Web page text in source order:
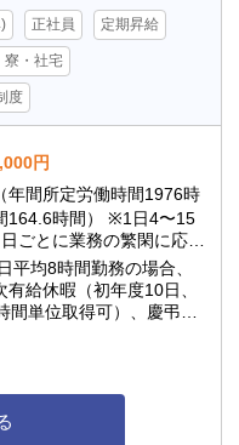
正社員 定期昇給
寮・社宅
度
円
年間所定労働時間1976時
164.6時間） ※1日4〜15
ごとに業務の繁閑に応じ
す。
均8時間勤務の場合、
給休暇（初年度10日、
単位取得可）、慶弔休
休暇 他